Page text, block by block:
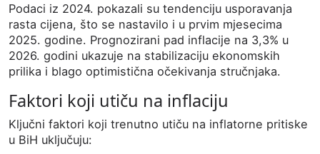
Podaci iz 2024. pokazali su tendenciju usporavanja
rasta cijena, što se nastavilo i u prvim mjesecima
2025. godine. Prognozirani pad inflacije na 3,3% u
2026. godini ukazuje na stabilizaciju ekonomskih
prilika i blago optimistična očekivanja stručnjaka.
Faktori koji utiču na inflaciju
Ključni faktori koji trenutno utiču na inflatorne pritiske
u BiH uključuju: